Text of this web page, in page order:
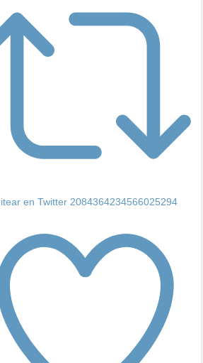
en Twitter 2084364234566025294